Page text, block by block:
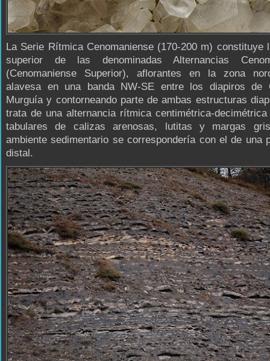
La Serie Rítmica Cenomaniense (170-200 m) constituye
superior de las denominadas Alternancias
(Cenomaniense Superior), aflorantes en la zona
alavesa en una banda NW-SE entre los diapiros de
Murguía y contorneando parte de ambas estructuras
trata de una alternancia rítmica centimétrica-
tabulares de calizas arenosas, lutitas y margas
ambiente sedimentario se correspondería con el de una
distal.